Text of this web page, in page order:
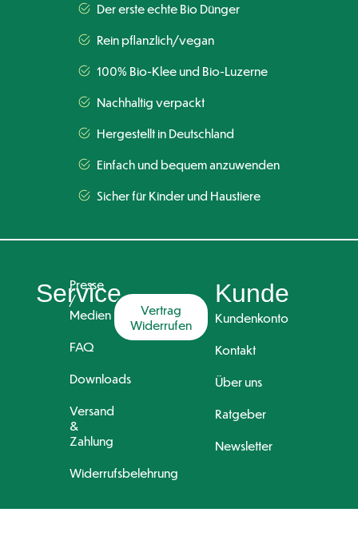
Der erste echte Bio Dünger
Rein pflanzlich/vegan
100% Bio-Klee und Bio-Luzerne
Nachhaltig verpackt
Hergestellt in Deutschland
Einfach und bequem anzuwenden
Sicher für Kinder und Haustiere
Service
Presse
/
Medien
FAQ
Downloads
Versand
&
Zahlung
Widerrufsbelehrung
Vertrag
Widerrufen
Kunde
Kundenkonto
Kontakt
Über uns
Ratgeber
Newsletter